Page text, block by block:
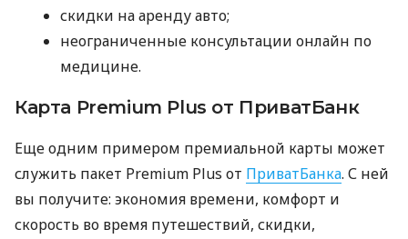
скидки на аренду авто;
неограниченные консультации онлайн по
медицине.
Карта Premium Plus от ПриватБанк
Еще одним примером премиальной карты может
служить пакет Premium Plus от ПриватБанка. С ней
вы получите: экономия времени, комфорт и
скорость во время путешествий, скидки,